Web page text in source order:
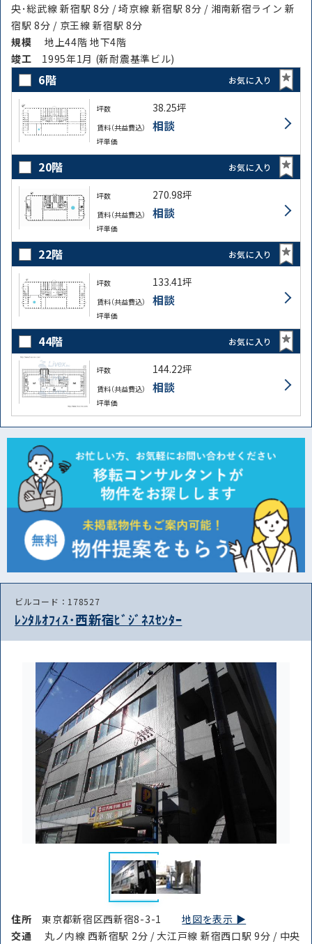
住所
から探す
路線・駅
条件を絞り込む
央･総武線 新宿駅 8分 / 埼京線 新宿駅 8分 / 湘南新宿ライン 新
宿駅 8分 / 京王線 新宿駅 8分
規模
地上44階 地下4階
竣⼯ 1995年1月 (新耐震基準ビル)
6階 お気に入り
坪数 38.25坪
賃料（共益費込） 相談
坪単価
20階 お気に入り
坪数 270.98坪
賃料（共益費込） 相談
坪単価
22階 お気に入り
坪数 133.41坪
賃料（共益費込） 相談
坪単価
44階 お気に入り
坪数 144.22坪
賃料（共益費込） 相談
坪単価
ビルコード：178527
ﾚﾝﾀﾙｵﾌｨｽ･西新宿ﾋﾞｼﾞﾈｽｾﾝﾀｰ
住所東京都新宿区西新宿8-3-1地図を表示 ▶︎
交通
丸ノ内線 西新宿駅 2分 / 大江戸線 新宿西口駅 9分 / 中央